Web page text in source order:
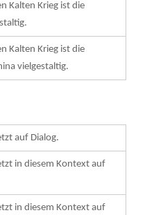
Kalten Krieg ist die
Kalten Krieg ist die
vielgestal­tig.
auf Dialog.
in diesem Kontext auf
in diesem Kontext auf